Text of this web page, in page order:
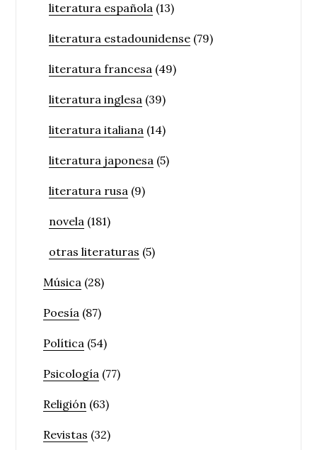
literatura española (13)
literatura estadounidense (79)
literatura francesa (49)
literatura inglesa (39)
literatura italiana (14)
literatura japonesa (5)
literatura rusa (9)
novela (181)
otras literaturas (5)
Música (28)
Poesía (87)
Política (54)
Psicología (77)
Religión (63)
Revistas (32)